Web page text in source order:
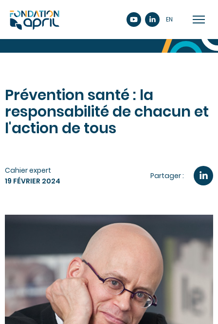
EN
Prévention santé : la
responsabilité de chacun et
l'action de tous
Cahier expert
19 FÉVRIER 2024
Partager :